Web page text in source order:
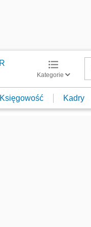
Kategorie
Księgowość Kadry